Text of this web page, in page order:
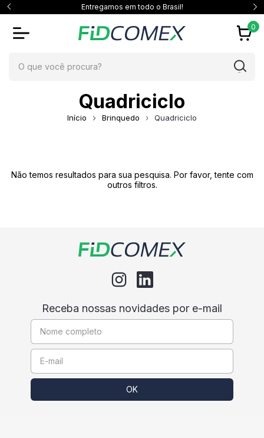
Entregamos em todo o Brasil!
0
Quadriciclo
Início Brinquedo Quadriciclo
Não temos resultados para sua pesquisa. Por favor, tente com
outros filtros.
Receba nossas novidades por e-mail